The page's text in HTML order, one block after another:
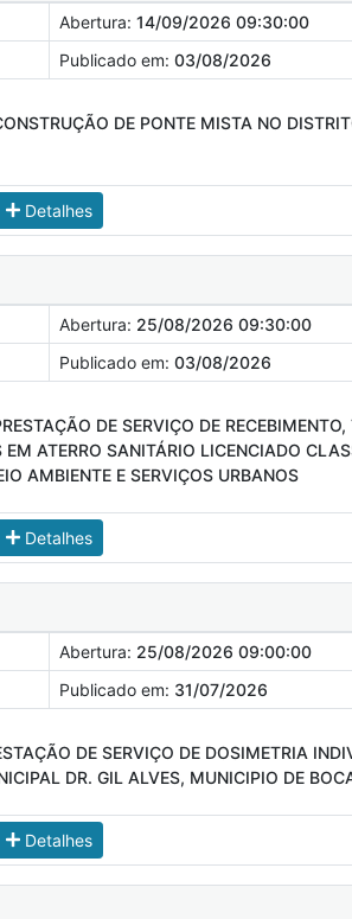
Abertura: 14/09/2026 09:30:00
Publicado em: 03/08/2026
DE PONTE MISTA NO
Detalhes
Abertura: 25/08/2026 09:30:00
Publicado em: 03/08/2026
DE SERVIÇO DE
ATERRO SANITÁRIO LICENCIADO
AMBIENTE E SERVIÇOS URBANOS
Detalhes
Abertura: 25/08/2026 09:00:00
Publicado em: 31/07/2026
DE SERVIÇO DE DOSIMETRIA
DR. GIL ALVES, MUNICIPIO DE
Detalhes